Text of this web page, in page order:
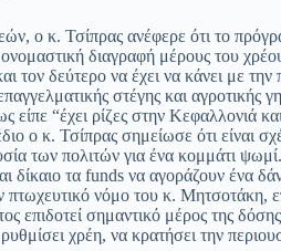
ο κ. Τσίπρας ανέφερε ότι το
διαγραφή μέρους του
τον δεύτερο να έχει να κάνει με
στέγης και
“έχει ρίζες στην Κεφαλλονιά
ο κ. Τσίπρας σημείωσε ότι είναι
των πολιτών για ένα κομμάτι
δίκαιο τα funds να αγοράζουν ένα
πτωχευτικό νόμο του κ. Μητσοτάκη,
επιδοτεί σημαντικό μέρος της
χρέη, να κρατήσει την